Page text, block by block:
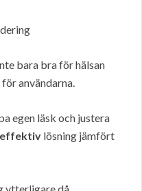
bara bra för hälsan
för användarna.
egen läsk och justera
lösning jämfört